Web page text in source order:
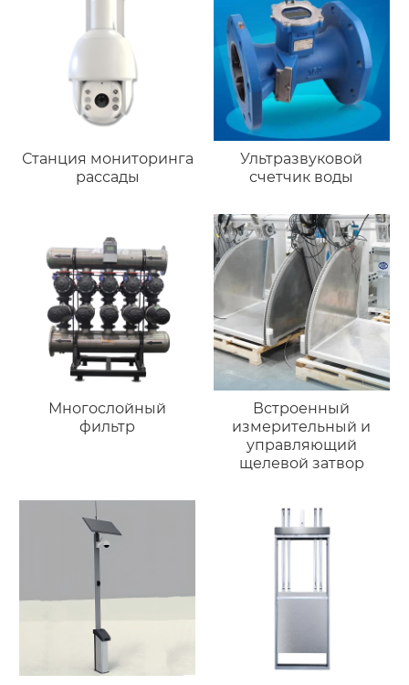
Станция мониторинга
рассады
Ультразвуковой
счетчик воды
Многослойный
фильтр
Встроенный
измерительный и
управляющий
щелевой затвор